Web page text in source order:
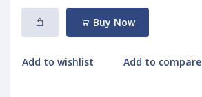
Buy Now
Add to wishlist Add to compare